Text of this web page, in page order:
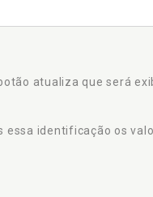
atualiza que será
identificação os